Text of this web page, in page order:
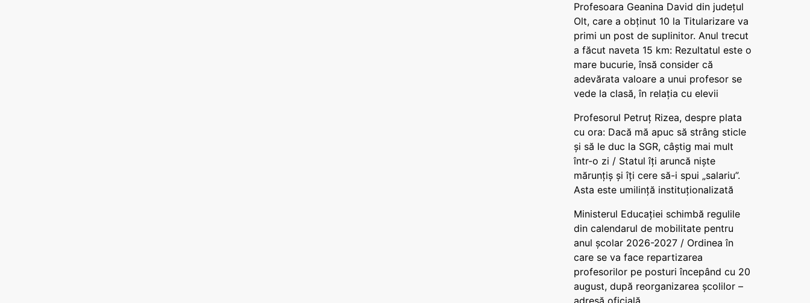
Profesoara Geanina David din județul
Olt, care a obținut 10 la Titularizare va
primi un post de suplinitor. Anul trecut
a făcut naveta 15 km: Rezultatul este o
mare bucurie, însă consider că
adevărata valoare a unui profesor se
vede la clasă, în relația cu elevii
Profesorul Petruț Rizea, despre plata
cu ora: Dacă mă apuc să strâng sticle
și să le duc la SGR, câștig mai mult
într-o zi / Statul îți aruncă niște
mărunțiș și îți cere să-i spui „salariu”.
Asta este umilință instituționalizată
Ministerul Educației schimbă regulile
din calendarul de mobilitate pentru
anul școlar 2026-2027 / Ordinea în
care se va face repartizarea
profesorilor pe posturi începând cu 20
august, după reorganizarea școlilor –
adresă oficială